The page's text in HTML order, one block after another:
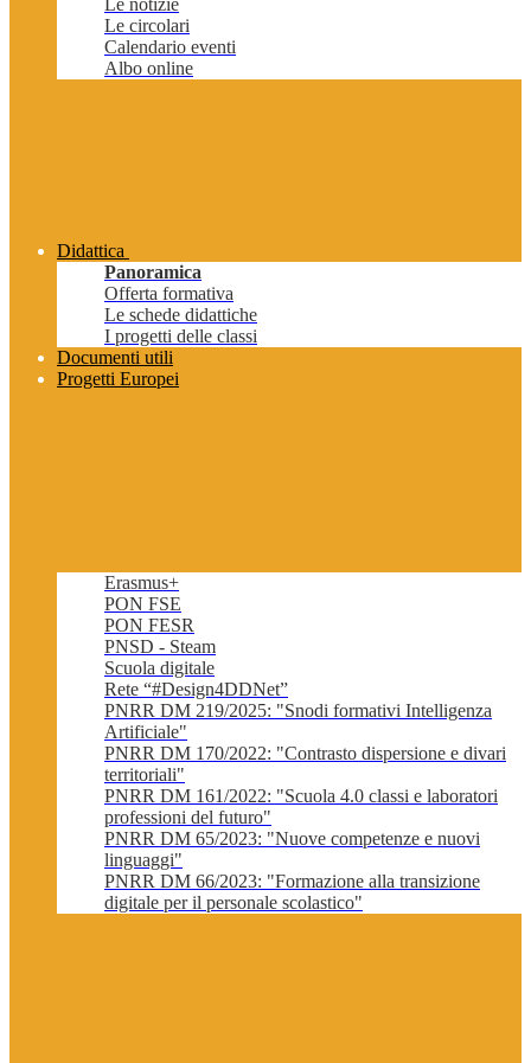
Le notizie
Le circolari
Calendario eventi
Albo online
Didattica
Panoramica
Offerta formativa
Le schede didattiche
I progetti delle classi
Documenti utili
Progetti Europei
Erasmus+
PON FSE
PON FESR
PNSD - Steam
Scuola digitale
Rete “#Design4DDNet”
PNRR DM 219/2025: "Snodi formativi Intelligenza
Artificiale"
PNRR DM 170/2022: "Contrasto dispersione e divari
territoriali"
PNRR DM 161/2022: "Scuola 4.0 classi e laboratori
professioni del futuro"
PNRR DM 65/2023: "Nuove competenze e nuovi
linguaggi"
PNRR DM 66/2023: "Formazione alla transizione
digitale per il personale scolastico"